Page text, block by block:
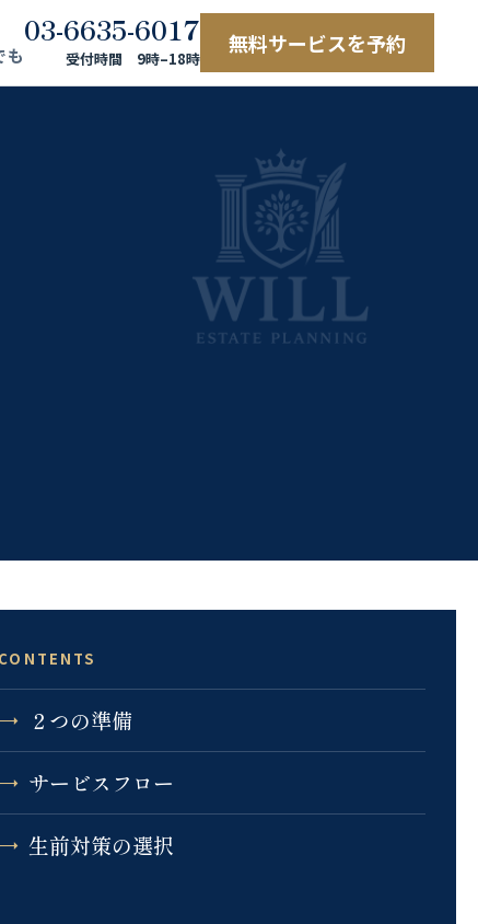
03-6635-6017
受付時間 9時–18時
も 無料サービスを予約
CONTENTS
２つの準備
サービスフロー
生前対策の選択